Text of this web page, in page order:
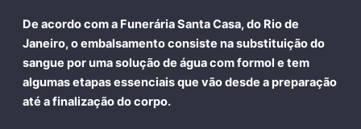
De acordo com a Funerária Santa Casa, do Rio de
Janeiro, o embalsamento consiste na substituição do
sangue por uma solução de água com formol e tem
algumas etapas essenciais que vão desde a preparação
até a finalização do corpo.